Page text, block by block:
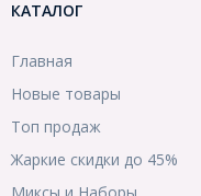
КАТАЛОГ
Главная
Новые товары
Топ продаж
Жаркие скидки до 45%